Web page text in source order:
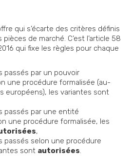
qui s’écarte des critères définis
pièces de marché. C’est l’article 58
qui fixe les règles pour chaque
passés par un pouvoir
une procédure formalisée (au-
européens), les variantes sont
passés par une entité
une procédure formalisée, les
,
passés selon une procédure
sont autorisées.